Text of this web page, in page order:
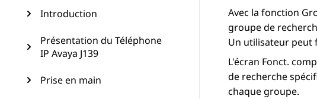
Introduction
Présentation du Téléphone
IP Avaya J139
Prise en main
Avec la fonction
groupe de
Un utilisateur peut
L'écran Fonct.
de recherche
chaque groupe.